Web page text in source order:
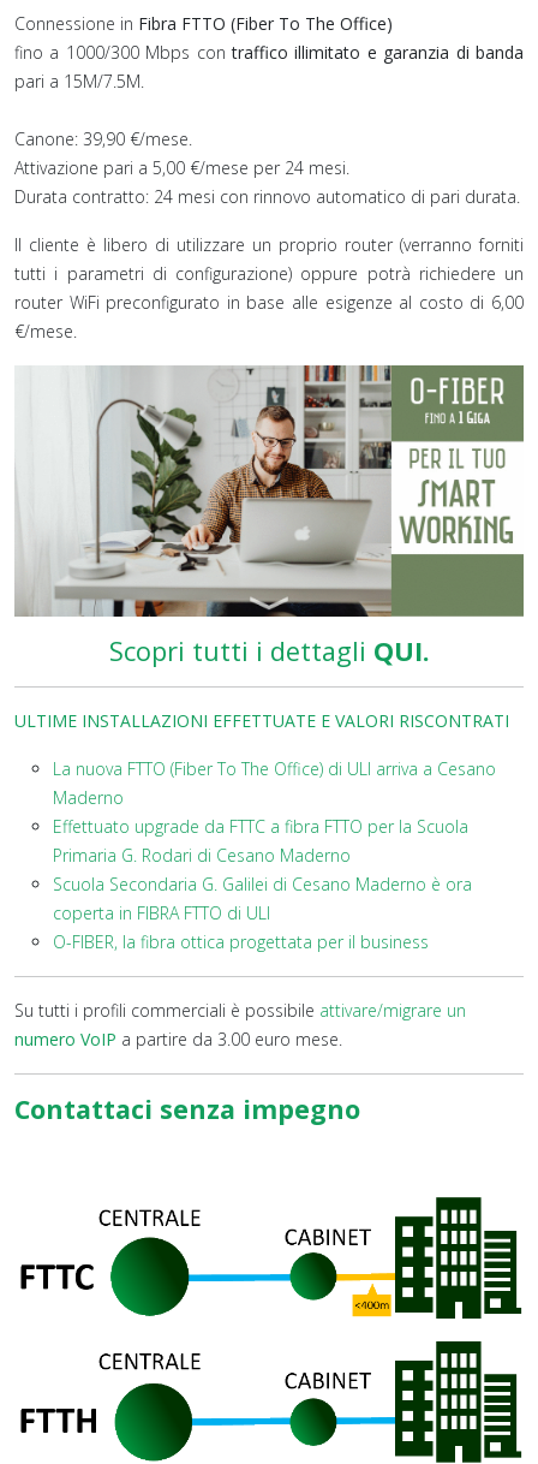
Connessione in Fibra FTTO (Fiber To The Office)
fino a 1000/300 Mbps con traffico illimitato e garanzia di banda
pari a 15M/7.5M.
Canone: 39,90 €/mese.
Attivazione pari a 5,00 €/mese per 24 mesi.
Durata contratto: 24 mesi con rinnovo automatico di pari durata.
Il cliente è libero di utilizzare un proprio router (verranno forniti
tutti i parametri di configurazione) oppure potrà richiedere un
router WiFi preconfigurato in base alle esigenze al costo di 6,00
€/mese.
Scopri tutti i dettagli QUI.
ULTIME INSTALLAZIONI EFFETTUATE E VALORI RISCONTRATI
La nuova FTTO (Fiber To The Office) di ULI arriva a Cesano
Maderno
Effettuato upgrade da FTTC a fibra FTTO per la Scuola
Primaria G. Rodari di Cesano Maderno
Scuola Secondaria G. Galilei di Cesano Maderno è ora
coperta in FIBRA FTTO di ULI
O-FIBER, la fibra ottica progettata per il business
Su tutti i profili commerciali è possibile attivare/migrare un
numero VoIP a partire da 3.00 euro mese.
Contattaci senza impegno